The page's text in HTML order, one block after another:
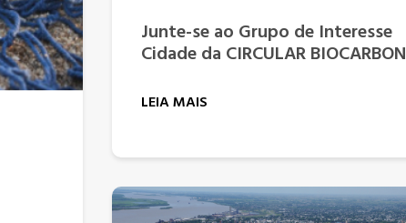
Junte-se ao Grupo de Interesse
Cidade da CIRCULAR BIOCARBON
LEIA MAIS